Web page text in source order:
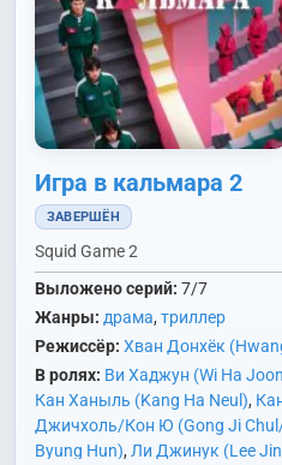
Игра в кальмара 2
ЗАВЕРШЁН
Squid Game 2
Выложено серий: 7/7
Жанры: драма,триллер
Режиссёр: Хван Донхёк
В ролях: Ви Хаджун (Wi Ha
Кан Ханыль (Kang Ha Neul),
Джичхоль/Кон Ю (Gong Ji
Byung Hun), Ли Джинук (Lee